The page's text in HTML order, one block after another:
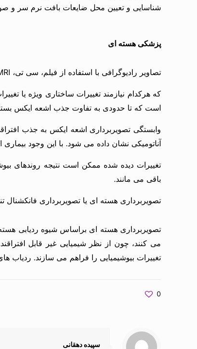
شناسایی و تعیین محل ضایعات بافت نرم سر و
پزشکی هسته ای
تصاویر رادیوگرافی با استفاده از فیلم، سی تی، MRI و اولتراسونوگرافی تشخیصی تکنیک های تصویربرداری مورفولوژیک در نظر گرفته می شوند.
که هرکدام نیازمند تغییرات ساختاری ویژه یا
است که تا حدودی به تفاوت جذب اشعه ایکس
وابستگی تصویربرداری اشعه ایکس به جذب
آناتومیکی نشان داده می شود. با این وجود بیماری
تغییرات دیده شده ممکن است نتیجه روندهای
باقی می مانند.
تصویربرداری هسته ای یا تصویربرداری فانکشنال
تصویربرداری هسته ای براساس شیوه ردیابی هسته
می کنند، چون از نظر شیمیایی غیر قابل
تغییرات بیوشیمیایی را فراهم می سازند. ردیاب
0
سپیده دهقانی